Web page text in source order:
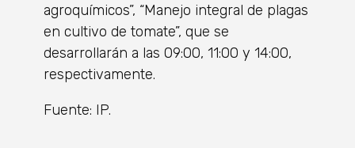
agroquímicos”, “Manejo integral de plagas
en cultivo de tomate”, que se
desarrollarán a las 09:00, 11:00 y 14:00,
respectivamente.
Fuente: IP.